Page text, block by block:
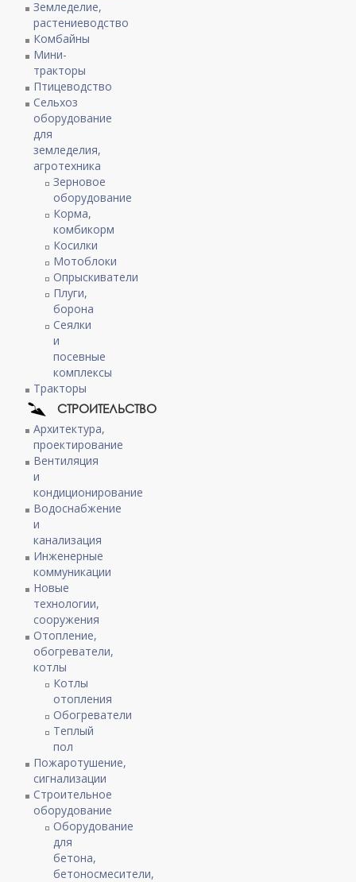
Земледелие,
растениеводство
Комбайны
Мини-
тракторы
Птицеводство
Сельхоз
оборудование
для
земледелия,
агротехника
Зерновое
оборудование
Корма,
комбикорм
Косилки
Мотоблоки
Опрыскиватели
Плуги,
борона
Сеялки
и
посевные
комплексы
Тракторы
СТРОИТЕЛЬСТВО
Архитектура,
проектирование
Вентиляция
и
кондиционирование
Водоснабжение
и
канализация
Инженерные
коммуникации
Новые
технологии,
сооружения
Отопление,
обогреватели,
котлы
Котлы
отопления
Обогреватели
Теплый
пол
Пожаротушение,
сигнализации
Строительное
оборудование
Оборудование
для
бетона,
бетоносмесители,